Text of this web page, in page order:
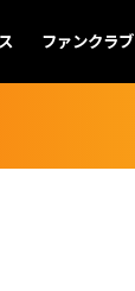
ファンクラブ